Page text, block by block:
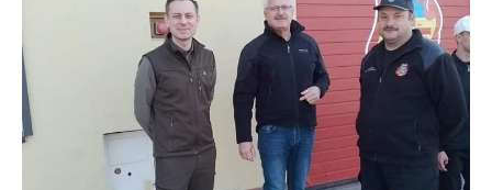
Zapamiętaj moje dane w tej przeglądarce podczas
pisania kolejnych komentarzy.